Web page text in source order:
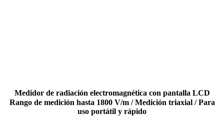
Medidor de radiación electromagnética con pantalla LCD
Rango de medición hasta 1800 V/m / Medición triaxial / Para
uso portátil y rápido